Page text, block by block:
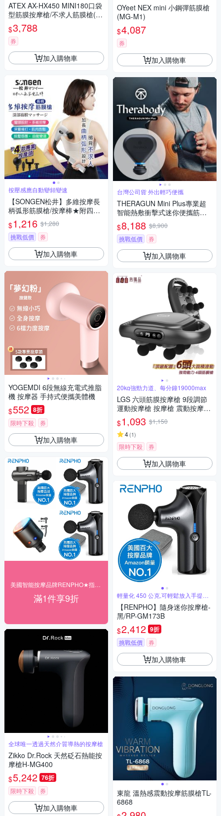
ATEX AX-HX450 MINI180口袋
型筋膜按摩槍/不求人筋膜槍(附
肩背伸縮桿) -三色
$3,788
券
加入購物車
按壓感應自動變頻變速
【SONGEN松井】多維按摩長
柄弧形筋膜槍/按摩棒★附四款
專業按摩頭(SG-716BX-W)
$1,216 $1,280
挑戰低價
券
加入購物車
YOGEMDI 6段無線充電式推脂
機 按摩器 手持式便攜美體機
$552 8折
限時下殺 券
加入購物車
滿1件享9折
全球唯一透過天然介質導熱的按摩槍
Zikko Dr.Rock 天然砭石熱能按
摩槍H-MG400
$5,242 76折
限時下殺 券
加入購物車
OYeet NEX mini 小鋼彈筋膜槍
(MG-M1)
$4,087
券
加入購物車
台灣公司貨 外出輕巧便攜
THERAGUN Mini Plus專業超
智能熱敷衝擊式迷你便攜筋膜
槍 (10mm振幅/9kg推力)
$8,188 $8,900
挑戰低價
券
加入購物車
20kg強勁力道、每分鐘19000max
LGS 六頭筋膜按摩槍 9段調節
運動按摩槍 按摩槍 震動按摩槍
腰背按摩 肩頸按摩 手臂按摩 肌
肉按摩
$1,093 $1,150
4(1)
限時下殺 券
加入購物車
輕量化 450 公克,可輕鬆放入手提包
中
【RENPHO】隨身迷你按摩槍-
黑/RP-GM173B
$2,412 9折
挑戰低價 券
加入購物車
東龍 溫熱感震動按摩筋膜槍TL-
6868